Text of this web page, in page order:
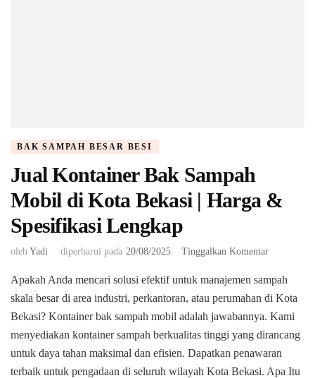
BAK SAMPAH BESAR BESI
Jual Kontainer Bak Sampah
Mobil di Kota Bekasi | Harga &
Spesifikasi Lengkap
oleh Yadi diperbarui pada 20/08/2025 Tinggalkan Komentarpada
Kontainer
Bak
di
Kota
Bekasi
Apakah Anda mencari solusi efektif untuk manajemen sampah
skala besar di area industri, perkantoran, atau perumahan di Kota
Bekasi? Kontainer bak sampah mobil adalah jawabannya. Kami
menyediakan kontainer sampah berkualitas tinggi yang dirancang
untuk daya tahan maksimal dan efisien. Dapatkan penawaran
terbaik untuk pengadaan di seluruh wilayah Kota Bekasi. ​Apa Itu